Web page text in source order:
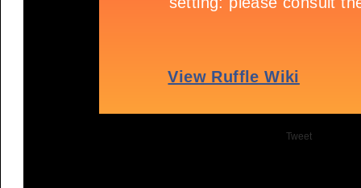
Tweet